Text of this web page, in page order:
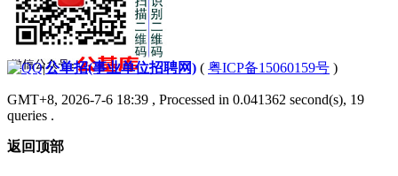
|公单招(事业单位招聘网) ( 粤ICP备15060159号 )
GMT+8, 2026-7-6 18:39 , Processed in 0.041362 second(s), 19
queries .
返回顶部